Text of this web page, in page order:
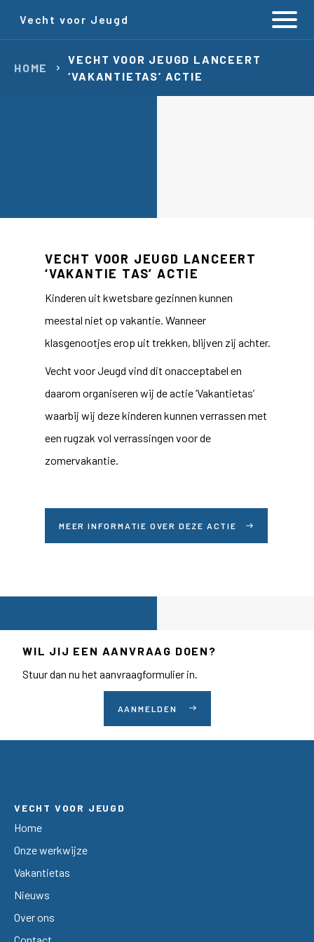
Vecht voor Jeugd
HOME
VECHT VOOR JEUGD LANCEERT
‘VAKANTIETAS’ ACTIE
VECHT VOOR JEUGD LANCEERT
‘VAKANTIE TAS’ ACTIE
Kinderen uit kwetsbare gezinnen kunnen
meestal niet op vakantie. Wanneer
klasgenootjes erop uit trekken, blijven zij achter.
Vecht voor Jeugd vind dit onacceptabel en
daarom organiseren wij de actie ‘Vakantietas’
waarbij wij deze kinderen kunnen verrassen met
een rugzak vol verrassingen voor de
zomervakantie.
MEER INFORMATIE OVER DEZE ACTIE east
WIL JIJ EEN AANVRAAG DOEN?
Stuur dan nu het aanvraagformulier in.
AANMELDEN east
VECHT VOOR JEUGD
Home
Onze werkwijze
Vakantietas
Nieuws
Over ons